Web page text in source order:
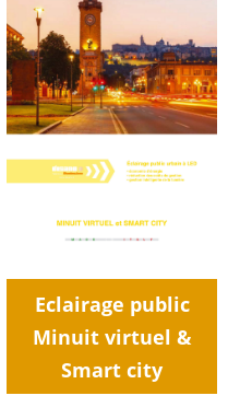
Eclairage public
Minuit virtuel &
Smart city